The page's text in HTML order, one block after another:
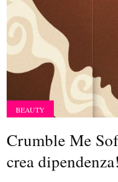
BEAUTY
Crumble Me
crea dipendenza!